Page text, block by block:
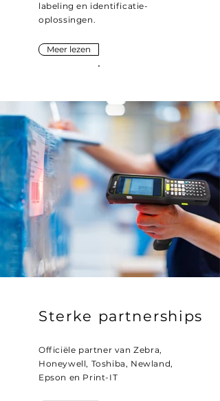
labeling en identificatie-
oplossingen.
Meer lezen
Sterke partnerships
Officiële partner van Zebra,
Honeywell, Toshiba, Newland,
Epson en Print-IT